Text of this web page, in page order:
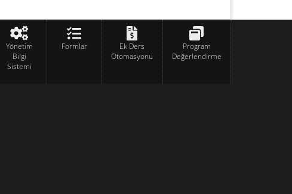
Yönetim
Bilgi
Sistemi
Formlar
Ek Ders
Otomasyonu
Program
Değerlendirme